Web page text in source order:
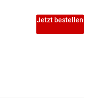
Jetzt bestellen